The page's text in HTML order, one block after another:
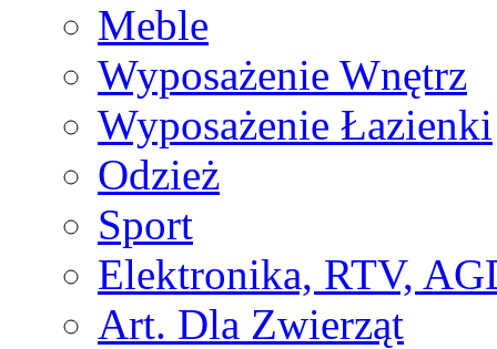
Meble
Wyposażenie Wnętrz
Wyposażenie Łazienki
Odzież
Sport
Elektronika, RTV,
Art. Dla Zwierząt